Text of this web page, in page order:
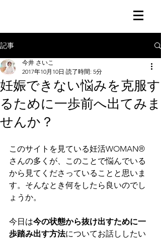
記事
妊娠できない悩みを克服す
るために一歩前へ出てみま
せんか？
今井 さいこ
2017年10月10日 読了時間: 5分
このサイトを見ている妊活WOMAN®
さんの多くが、このことで悩んでいる
から見てくださっていることと思いま
す。そんなとき何をしたら良いのでし
ょうか。
今日は今の状態から抜け出すために一
歩踏み出す方法についてお話ししたい